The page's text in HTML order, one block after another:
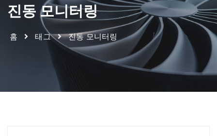
진동 모니터링
홈 태그 진동 모니터링